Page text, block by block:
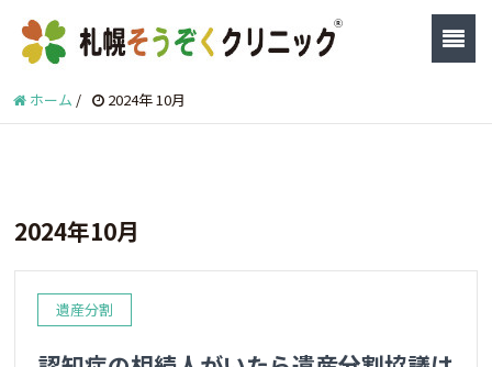
ホーム / 2024年 10月
2024年10月
遺産分割